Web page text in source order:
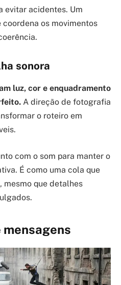
evitar acidentes. Um
os movimentos
sonora
luz, cor e enquadramento
A direção de fotografia
o roteiro em
com o som para manter o
É como uma cola que
mesmo que detalhes
mensagens